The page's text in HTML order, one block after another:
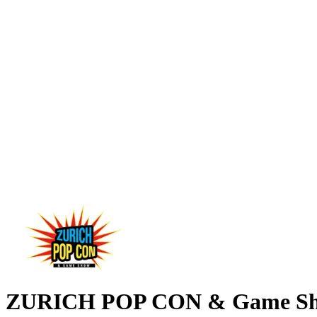
ZURICH POP CON & Game